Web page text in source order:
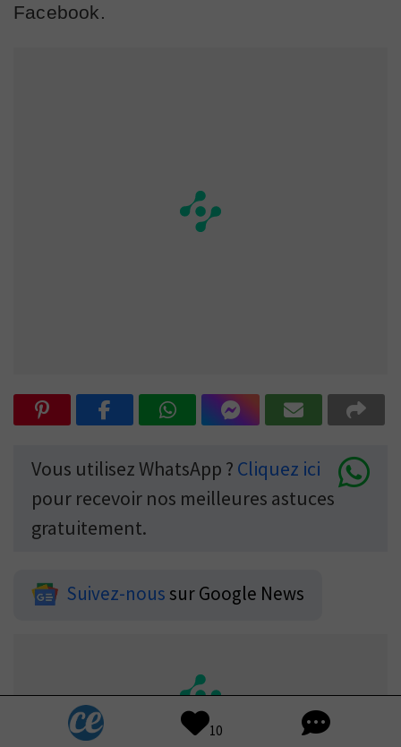
Facebook.
Vous utilisez WhatsApp ? Cliquez ici
pour recevoir nos meilleures astuces
gratuitement.
Suivez-noussur Google News
10